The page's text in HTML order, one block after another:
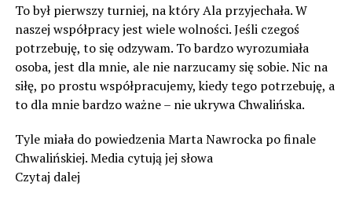
To był pierwszy turniej, na który Ala przyjechała. W
naszej współpracy jest wiele wolności. Jeśli czegoś
potrzebuję, to się odzywam. To bardzo wyrozumiała
osoba, jest dla mnie, ale nie narzucamy się sobie. Nic na
siłę, po prostu współpracujemy, kiedy tego potrzebuję, a
to dla mnie bardzo ważne – nie ukrywa Chwalińska.
Tyle miała do powiedzenia Marta Nawrocka po finale
Chwalińskiej. Media cytują jej słowa
Czytaj dalej